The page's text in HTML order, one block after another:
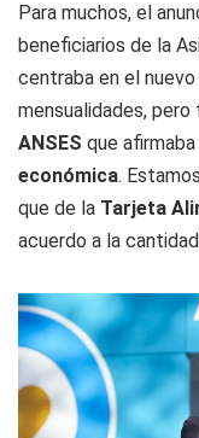
Para muchos, el
beneficiarios de la
centraba en el
mensualidades,
ANSES que
económica.
que de la Tarjeta
acuerdo a la